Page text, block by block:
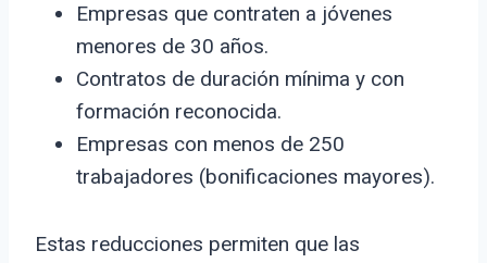
Empresas que contraten a jóvenes
menores de 30 años.
Contratos de duración mínima y con
formación reconocida.
Empresas con menos de 250
trabajadores (bonificaciones mayores).
Estas reducciones permiten que las